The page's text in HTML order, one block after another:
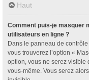
Haut
Comment puis-je masquer
utilisateurs en ligne ?
Dans le panneau de
vous trouverez l’option «
option, vous ne serez visible
vous-même. Vous serez